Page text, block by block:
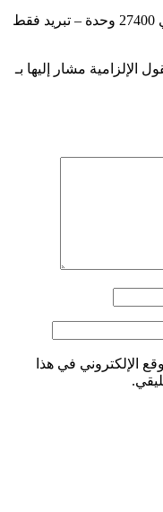
كن أول من يقيم “مكيف سبليت واي فاي 27400 وحدة – تبريد فقط
الإلزامية مشار إليها بـ
الإلكتروني في هذا